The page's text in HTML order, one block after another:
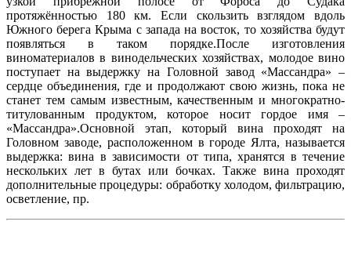
протяжённостью 180 км. Если скользить взглядом вдоль
Южного берега Крыма с запада на восток, то хозяйства будут
появляться в таком порядке.После изготовления
виноматериалов в винодельческих хозяйствах, молодое вино
поступает на выдержку на Головной завод «Массандра» –
сердце объединения, где и продолжают свою жизнь, пока не
станет тем самым известным, качественным и многократно-
титулованным продуктом, которое носит гордое имя –
«Массандра».Основной этап, который вина проходят на
Головном заводе, расположенном в городе Ялта, называется
выдержка: вина в зависимости от типа, хранятся в течение
нескольких лет в бутах или бочках. Также вина проходят
дополнительные процедуры: обработку холодом, фильтрацию,
осветление, пр.